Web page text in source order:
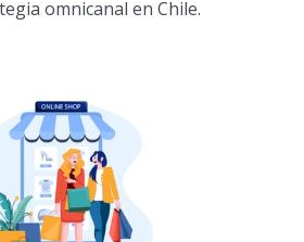
omnicanal en Chile.